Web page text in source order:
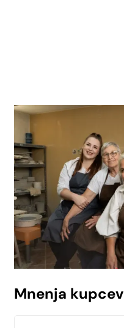
Mnenja kupcev